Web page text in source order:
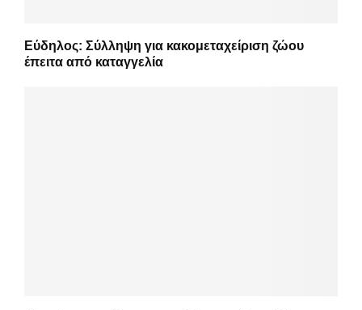
Εύδηλος: Σύλληψη για κακομεταχείριση ζώου
έπειτα από καταγγελία